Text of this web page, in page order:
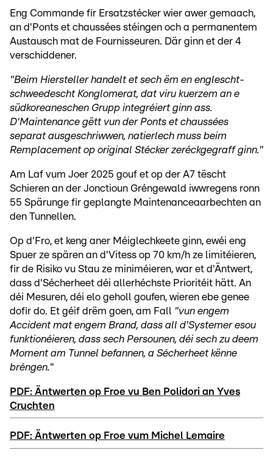
Eng Commande fir Ersatzstécker wier awer gemaach,
an d'Ponts et chaussées stéingen och a permanentem
Austausch mat de Fournisseuren. Där ginn et der 4
verschiddener.
"Beim Hiersteller handelt et sech ëm en englescht-
schweedescht Konglomerat, dat viru kuerzem an e
südkoreaneschen Grupp integréiert ginn ass.
D'Maintenance gëtt vun der Ponts et chaussées
separat ausgeschriwwen, natierlech muss beim
Remplacement op original Stécker zeréckgegraff ginn."
Am Laf vum Joer 2025 gouf et op der A7 tëscht
Schieren an der Jonctioun Gréngewald iwwregens ronn
55 Spärunge fir geplangte Maintenanceaarbechten an
den Tunnellen.
Op d'Fro, et keng aner Méiglechkeete ginn, ewéi eng
Spuer ze spären an d'Vitess op 70 km/h ze limitéieren,
fir de Risiko vu Stau ze miniméieren, war et d'Äntwert,
dass d'Sécherheet déi allerhéchste Prioritéit hätt. An
déi Mesuren, déi elo geholl goufen, wieren ebe genee
dofir do. Et géif drëm goen, am Fall "vun engem
Accident mat engem Brand, dass all d'Systemer esou
funktionéieren, dass sech Persounen, déi sech zu deem
Moment am Tunnel befannen, a Sécherheet kënne
bréngen."
PDF: Äntwerten op Froe vu Ben Polidori an Yves
Cruchten
PDF: Äntwerten op Froe vum Michel Lemaire